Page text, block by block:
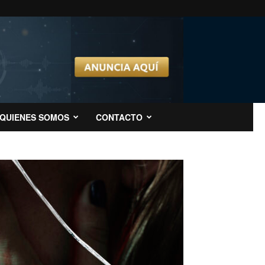
QUIENES SOMOS CONTACTO